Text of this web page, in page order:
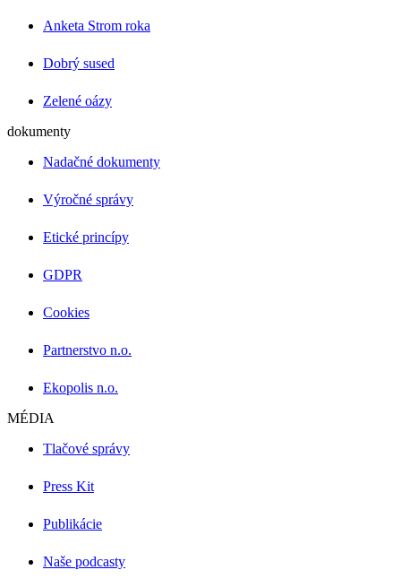
Anketa Strom roka
Dobrý sused
Zelené oázy
dokumenty
Nadačné dokumenty
Výročné správy
Etické princípy
GDPR
Cookies
Partnerstvo n.o.
Ekopolis n.o.
MÉDIA
Tlačové správy
Press Kit
Publikácie
Naše podcasty